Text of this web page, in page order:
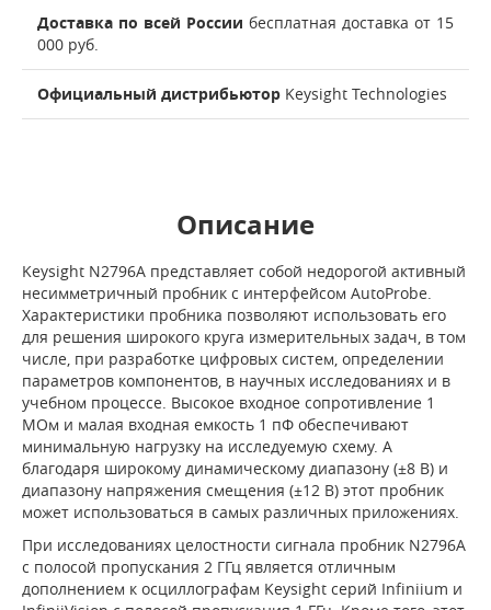
Доставка по всей России бесплатная доставка от 15
000 руб.
Официальный дистрибьютор Keysight Technologies
Описание
Keysight N2796A представляет собой недорогой активный
несимметричный пробник с интерфейсом AutoProbe.
Характеристики пробника позволяют использовать его
для решения широкого круга измерительных задач, в том
числе, при разработке цифровых систем, определении
параметров компонентов, в научных исследованиях и в
учебном процессе. Высокое входное сопротивление 1
МОм и малая входная емкость 1 пФ обеспечивают
минимальную нагрузку на исследуемую схему. А
благодаря широкому динамическому диапазону (±8 В) и
диапазону напряжения смещения (±12 В) этот пробник
может использоваться в самых различных приложениях.
При исследованиях целостности сигнала пробник N2796A
с полосой пропускания 2 ГГц является отличным
дополнением к осциллографам Keysight серий Infiniium и